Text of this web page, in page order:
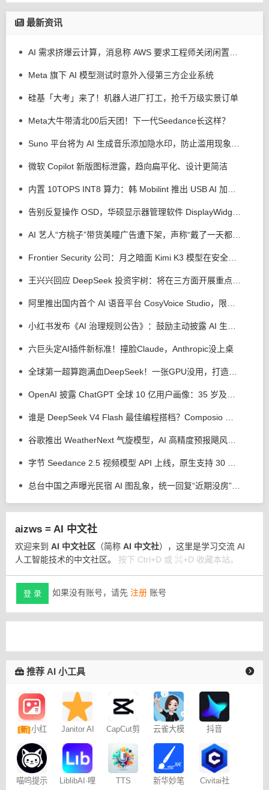
最新资讯
Meta 旗下 AI 模型测试时意外入侵第三方企业系统
硅基「大考」来了！机器人进厂打工，抢千万级实景订单
Meta大牛带清北00后天团！下一代Seedance长这样？
微软 Copilot 新版图标泄露，趋向扁平化、设计更简洁
六巨头定AI插件新标准！撞脸Claude，Anthropic没上桌
aizws = AI 中文社
欢迎来到 AI 中文社区 （简称 AI 中文社），这里是学习交流 AI
人工智能技术的中文社区。 按下 Ctrl+D 或 ⌘+D 收藏本站。
登 录 如果没有账号，请先 注册 账号
推荐 AI 小工具
[新]小红
记
Janitor AI
聊天
CapCut剪
云雀大模
抖音
– 免费
喵呜提示
LiblibAI·哩
TTS
新华妙笔
Civitai社